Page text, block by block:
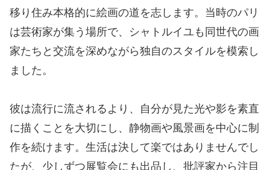
移り住み本格的に絵画の道を志します。当時のパリ
は芸術家が集う場所で、シャトルイユも同世代の画
家たちと交流を深めながら独自のスタイルを模索し
ました。
彼は流行に流されるより、自分が見た光や影を素直
に描くことを大切にし、静物画や風景画を中心に制
作を続けます。生活は決して楽ではありませんでし
たが、少しずつ展覧会にも出品し、批評家から注目